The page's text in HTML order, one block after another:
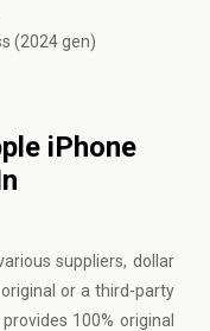
(2024 gen)
iPhone
suppliers, dollar
or a third-party
100% original